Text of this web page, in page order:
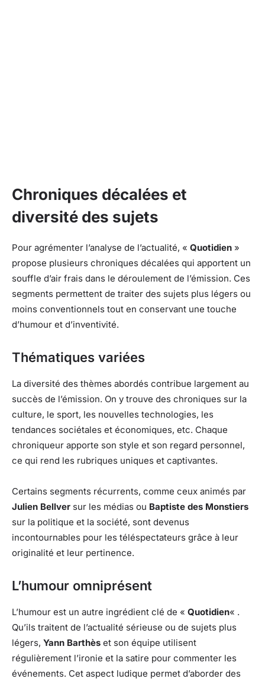
Chroniques décalées et
diversité des sujets
Pour agrémenter l’analyse de l’actualité, « Quotidien »
propose plusieurs chroniques décalées qui apportent un
souffle d’air frais dans le déroulement de l’émission. Ces
segments permettent de traiter des sujets plus légers ou
moins conventionnels tout en conservant une touche
d’humour et d’inventivité.
Thématiques variées
La diversité des thèmes abordés contribue largement au
succès de l’émission. On y trouve des chroniques sur la
culture, le sport, les nouvelles technologies, les
tendances sociétales et économiques, etc. Chaque
chroniqueur apporte son style et son regard personnel,
ce qui rend les rubriques uniques et captivantes.
Certains segments récurrents, comme ceux animés par
Julien Bellver sur les médias ou Baptiste des Monstiers
sur la politique et la société, sont devenus
incontournables pour les téléspectateurs grâce à leur
originalité et leur pertinence.
L’humour omniprésent
L’humour est un autre ingrédient clé de « Quotidien« .
Qu’ils traitent de l’actualité sérieuse ou de sujets plus
légers, Yann Barthès et son équipe utilisent
régulièrement l’ironie et la satire pour commenter les
événements. Cet aspect ludique permet d’aborder des